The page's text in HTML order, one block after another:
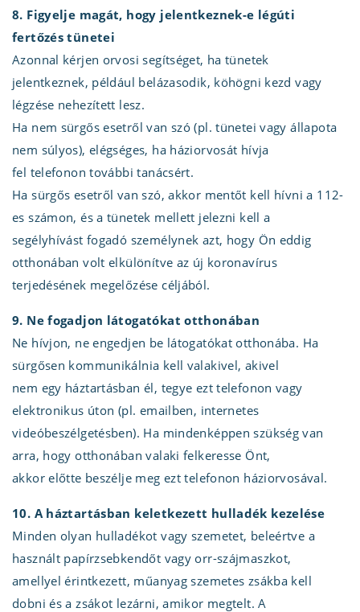
8. Figyelje magát, hogy jelentkeznek-e légúti
fertőzés tünetei
Azonnal kérjen orvosi segítséget, ha tünetek
jelentkeznek, például belázasodik, köhögni kezd vagy
légzése nehezített lesz.
Ha nem sürgős esetről van szó (pl. tünetei vagy állapota
nem súlyos), elégséges, ha háziorvosát hívja
fel telefonon további tanácsért.
Ha sürgős esetről van szó, akkor mentőt kell hívni a 112-
es számon, és a tünetek mellett jelezni kell a
segélyhívást fogadó személynek azt, hogy Ön eddig
otthonában volt elkülönítve az új koronavírus
terjedésének megelőzése céljából.
9. Ne fogadjon látogatókat otthonában
Ne hívjon, ne engedjen be látogatókat otthonába. Ha
sürgősen kommunikálnia kell valakivel, akivel
nem egy háztartásban él, tegye ezt telefonon vagy
elektronikus úton (pl. emailben, internetes
videóbeszélgetésben). Ha mindenképpen szükség van
arra, hogy otthonában valaki felkeresse Önt,
akkor előtte beszélje meg ezt telefonon háziorvosával.
10. A háztartásban keletkezett hulladék kezelése
Minden olyan hulladékot vagy szemetet, beleértve a
használt papírzsebkendőt vagy orr-szájmaszkot,
amellyel érintkezett, műanyag szemetes zsákba kell
dobni és a zsákot lezárni, amikor megtelt. A